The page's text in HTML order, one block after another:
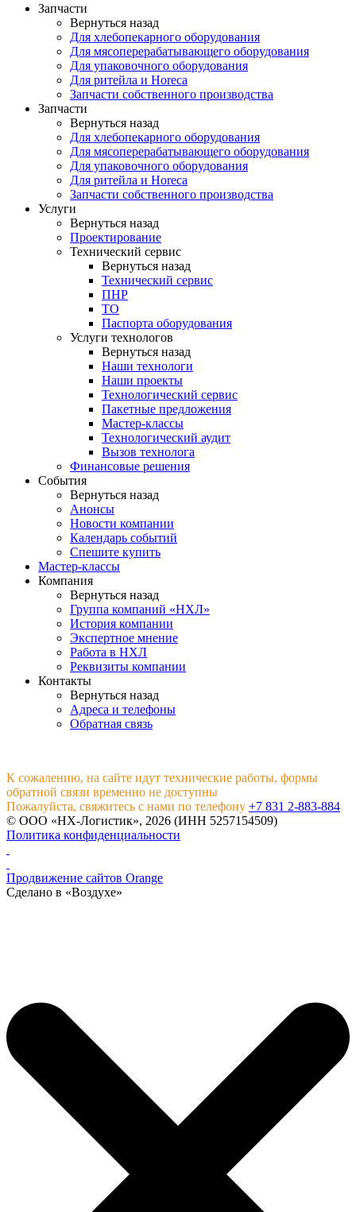
Запчасти
Вернуться назад
Для хлебопекарного оборудования
Для мясоперерабатывающего оборудования
Для упаковочного оборудования
Для ритейла и Horeca
Запчасти собственного производства
Запчасти
Вернуться назад
Для хлебопекарного оборудования
Для мясоперерабатывающего оборудования
Для упаковочного оборудования
Для ритейла и Horeca
Запчасти собственного производства
Услуги
Вернуться назад
Проектирование
Технический сервис
Вернуться назад
Технический сервис
ПНР
ТО
Паспорта оборудования
Услуги технологов
Вернуться назад
Наши технологи
Наши проекты
Технологический сервис
Пакетные предложения
Мастер-классы
Технологический аудит
Вызов технолога
Финансовые решения
События
Вернуться назад
Анонсы
Новости компании
Календарь событий
Спешите купить
Мастер-классы
Компания
Вернуться назад
Группа компаний «НХЛ»
История компании
Экспертное мнение
Работа в НХЛ
Реквизиты компании
Контакты
Вернуться назад
Адреса и телефоны
Обратная связь
К сожалению, на сайте идут технические работы, формы
обратной связи временно не доступны
Пожалуйста, свяжитесь с нами по телефону +7 831 2-883-884
© ООО «НХ-Логистик», 2026 (ИНН 5257154509)
Политика конфиденциальности
Продвижение сайтов Orange
Сделано в «Воздухе»